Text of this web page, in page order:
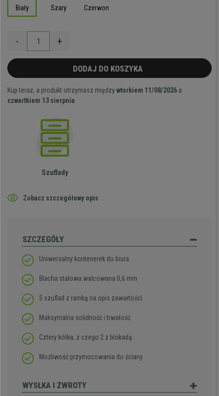
Biały Szary Czerwony
- +
DODAJ DO KOSZYKA
Kup teraz, a produkt otrzymasz międzywtorkiem 11/08/2026 a
czwartkiem 13 sierpnia
Szuflady
Zobacz szczegółowy opis
SZCZEGÓŁY
Uniwersalny kontenerek do biura
Blacha stalowa walcowana 0,6 mm
5 szuflad z ramką na opis zawartości
Maksymalna solidność i trwałość
Cztery kółka, z czego 2 z blokadą
Możliwość przymocowania do ściany
WYSŁKA I ZWROTY